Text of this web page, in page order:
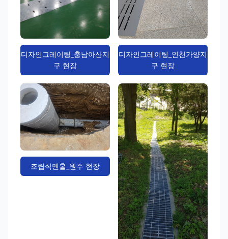
디자인그레이팅_충남아산지
구 현장
디자인그레이팅_인천가양지
구 현장
조립식맨홀_원주 현장